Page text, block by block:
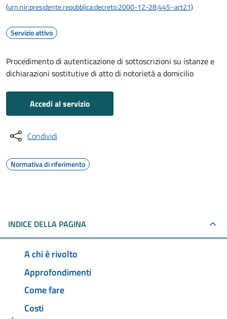
(urn:nir:presidente.repubblica:decreto:2000-12-28;445~art21)
Servizio attivo
Procedimento di autenticazione di sottoscrizioni su istanze e
dichiarazioni sostitutive di atto di notorietà a domicilio
Accedi al servizio
Condividi
Normativa di riferimento
INDICE DELLA PAGINA
A chi è rivolto
Approfondimenti
Come fare
Costi